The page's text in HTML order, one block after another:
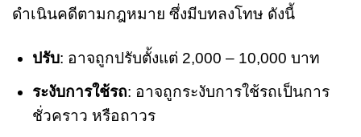
ดำเนินคดีตามกฎหมาย ซึ่งมีบทลงโทษ ดังนี้
ปรับ: อาจถูกปรับตั้งแต่ 2,000 – 10,000 บาท
ระงับการใช้รถ: อาจถูกระงับการใช้รถเป็นการ
ชั่วคราว หรือถาวร